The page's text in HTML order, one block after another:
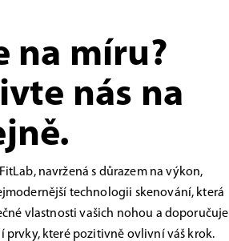
na míru?
nás na
navržená s důrazem na výkon,
technologii skenování, která
vlastnosti vašich nohou a doporučuje
prvky, které pozitivně ovlivní váš krok.